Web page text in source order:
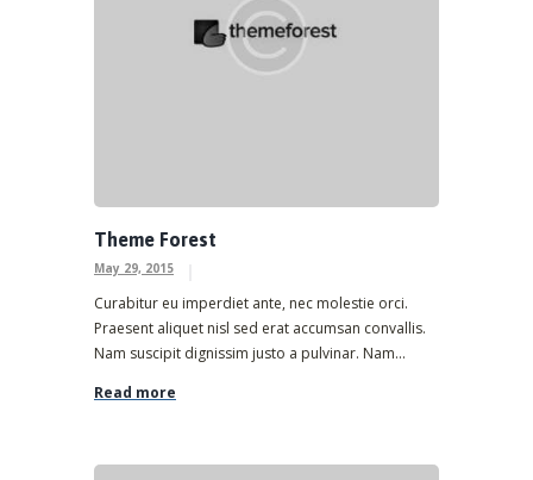
Theme Forest
May 29, 2015
Curabitur eu imperdiet ante, nec molestie orci.
Praesent aliquet nisl sed erat accumsan convallis.
Nam suscipit dignissim justo a pulvinar. Nam...
Read more